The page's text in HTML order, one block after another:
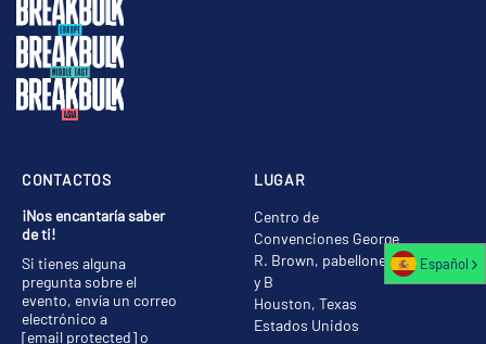
LUGAR
Centro de
Convenciones George
R. Brown, pabellones A
y B
Houston, Texas
Estados Unidos
CONTACTOS
¡Nos encantaría saber
de ti!
Si tienes alguna
pregunta sobre el
evento, envía un correo
electrónico a
[email protected]o
Español